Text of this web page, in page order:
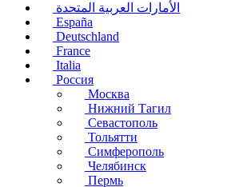
الأمارات العربية المتحدة
España
Deutschland
France
Italia
Россия
Москва
Нижний Тагил
Севастополь
Тольятти
Симферополь
Челябинск
Пермь